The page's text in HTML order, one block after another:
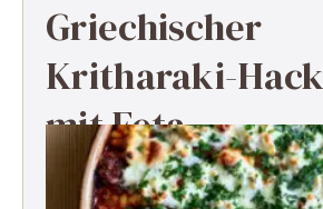
Griechischer
Kritharaki-
mit Feta